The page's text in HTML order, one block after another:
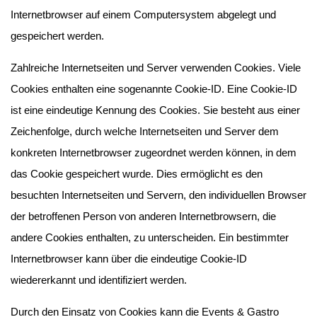
Internetbrowser auf einem Computersystem abgelegt und
gespeichert werden.
Zahlreiche Internetseiten und Server verwenden Cookies. Viele
Cookies enthalten eine sogenannte Cookie-ID. Eine Cookie-ID
ist eine eindeutige Kennung des Cookies. Sie besteht aus einer
Zeichenfolge, durch welche Internetseiten und Server dem
konkreten Internetbrowser zugeordnet werden können, in dem
das Cookie gespeichert wurde. Dies ermöglicht es den
besuchten Internetseiten und Servern, den individuellen Browser
der betroffenen Person von anderen Internetbrowsern, die
andere Cookies enthalten, zu unterscheiden. Ein bestimmter
Internetbrowser kann über die eindeutige Cookie-ID
wiedererkannt und identifiziert werden.
Durch den Einsatz von Cookies kann die Events & Gastro